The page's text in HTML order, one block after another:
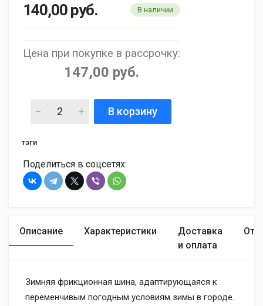
140,00руб. В наличии
Цена при покупке в рассрочку:
147,00 руб.
В корзину
тэги
Поделиться в соцсетях:
Описание Характеристики
Доставка
и оплата
Зимняя фрикционная шина, адаптирующаяся к
переменчивым погодным условиям зимы в городе.